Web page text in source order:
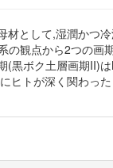
として,湿潤かつ
観点から2つの
(黒ボク土層画期II)
ヒトが深く関わっ